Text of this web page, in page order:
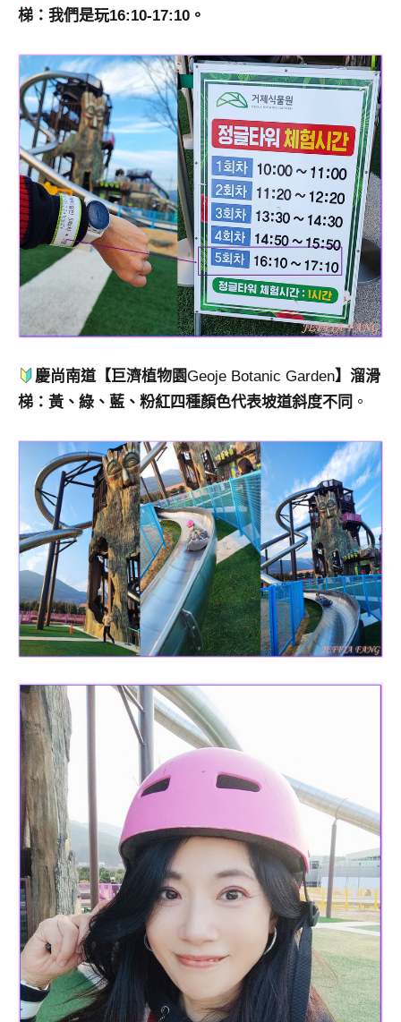
梯：我們是玩16:10-17:10。
慶尚南道【巨濟植物園Geoje Botanic Garden】溜滑
梯：黃 、 綠 、 藍 、 粉紅四種顏色代表坡道斜度不同 。